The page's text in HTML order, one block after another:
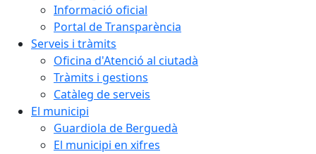
Informació oficial
Portal de Transparència
Serveis i tràmits
Oficina d'Atenció al ciutadà
Tràmits i gestions
Catàleg de serveis
El municipi
Guardiola de Berguedà
El municipi en xifres